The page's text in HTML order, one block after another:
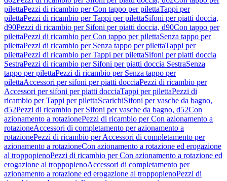
pilettaPezzi di ricambio per Con tappo per pilettaTappi per
pilettaPezzi di ricambio per Tappi per pilettaSifoni per piatti doccia,
d90Pezzi di ricambio per Sifoni per piatti doccia, d90Con tappo per
pilettaPezzi di ricambio per Con tappo per pilettaSenza tappo per
pilettaPezzi di ricambio per Senza tappo per pilettaTappi per
pilettaPezzi di ricambio per Tappi per pilettaSifoni per piatti doccia
SestraPezzi di ricambio per Sifoni per piatti doccia SestraSenza
tappo per pilettaPezzi di ricambio per Senza tappo per
pilettaAccessori per sifoni per piatti docciaPezzi di ricambio per
Accessori per sifoni per piatti docciaTappi per pilettaPezzi di
ricambio per Tappi per pilettaScarichiSifoni per vasche da bagno,
d52Pezzi di ricambio per Sifoni per vasche da bagno, d52Con
azionamento a rotazionePezzi di ricambio per Con azionamento a
rotazioneAccessori di completamento per azionamento a
rotazionePezzi di ricambio per Accessori di completamento per
azionamento a rotazioneCon azionamento a rotazione ed erogazione
al troppopienoPezzi di ricambio per Con azionamento a rotazione ed
erogazione al troppopienoAccessori di completamento per
azionamento a rotazione ed erogazione al troppopienoPezzi di